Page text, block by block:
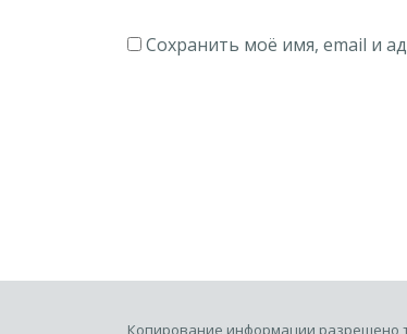
Сохранить моё имя, email и
Копирование информации разрешено